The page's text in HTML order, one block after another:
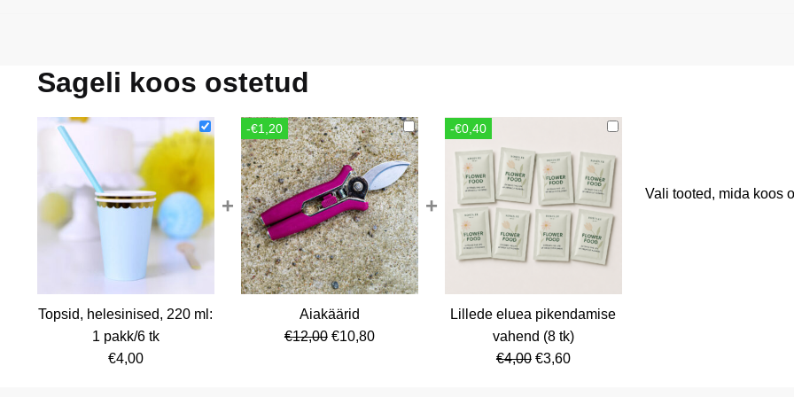
Sageli koos ostetud
Topsid, helesinised, 220 ml:
1 pakk/6 tk
€4,00
+
-€1,20
Aiakäärid
€12,00 Algne
€10,80Current
+
-€0,40
Lillede eluea pikendamise
vahend (8 tk)
€4,00 Algne
€3,60Current
Vali tooted, mida koos